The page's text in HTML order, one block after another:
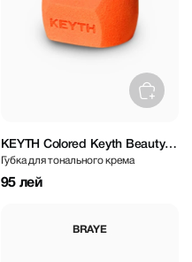
KEYTH Colored Keyth Beauty
Sponge
Губка для тонального крема
95 лей
BRAYE